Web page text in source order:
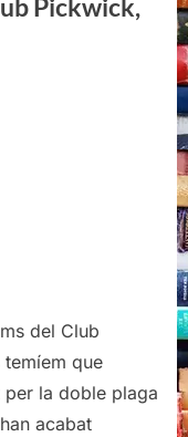
del Club
que
la doble plaga
acabat